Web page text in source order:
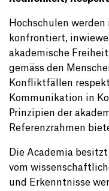
Hochschulen
konfrontiert,
akademische
gemäss den
Konfliktfällen
Kommunikation in
Prinzipien der
Referenzrahmen
Die Academia
vom
und Erkenntnisse